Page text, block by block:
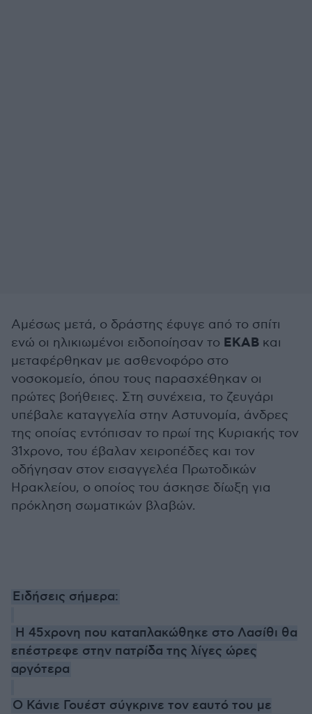
Αμέσως μετά, ο δράστης έφυγε από το σπίτι
ενώ οι ηλικιωμένοι ειδοποίησαν το ΕΚΑΒ και
μεταφέρθηκαν με ασθενοφόρο στο
νοσοκομείο, όπου τους παρασχέθηκαν οι
πρώτες βοήθειες. Στη συνέχεια, το ζευγάρι
υπέβαλε καταγγελία στην Αστυνομία, άνδρες
της οποίας εντόπισαν το πρωί της Κυριακής τον
31χρονο, του έβαλαν χειροπέδες και τον
οδήγησαν στον εισαγγελέα Πρωτοδικών
Ηρακλείου, ο οποίος του άσκησε δίωξη για
πρόκληση σωματικών βλαβών.
Ειδήσεις σήμερα:
Η 45χρονη που καταπλακώθηκε στο Λασίθι θα
επέστρεφε στην πατρίδα της λίγες ώρες
αργότερα
O Κάνιε Γουέστ σύγκρινε τον εαυτό του με